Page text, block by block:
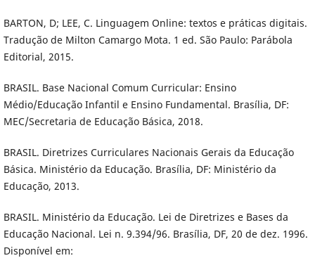
BARTON, D; LEE, C. Linguagem Online: textos e práticas digitais.
Tradução de Milton Camargo Mota. 1 ed. São Paulo: Parábola
Editorial, 2015.
BRASIL. Base Nacional Comum Curricular: Ensino
Médio/Educação Infantil e Ensino Fundamental. Brasília, DF:
MEC/Secretaria de Educação Básica, 2018.
BRASIL. Diretrizes Curriculares Nacionais Gerais da Educação
Básica. Ministério da Educação. Brasília, DF: Ministério da
Educação, 2013.
BRASIL. Ministério da Educação. Lei de Diretrizes e Bases da
Educação Nacional. Lei n. 9.394/96. Brasília, DF, 20 de dez. 1996.
Disponível em: